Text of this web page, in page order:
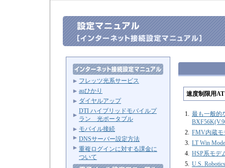
フレッツ光系サービス
auひかり
ダイヤルアップ
DTI ハイブリッドモバイルプ
ラン 光ポータブル
モバイル接続
DNSサーバー設定方法
重複ログインに対する課金に
ついて
速度制限用
1. 最も一般的
2. FMV内蔵モ
3. LT Win
4. HSP系モデ
5. U.S.